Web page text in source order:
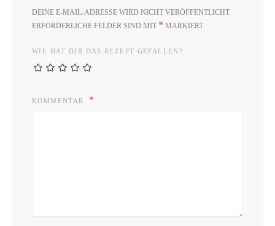
DEINE E-MAIL-ADRESSE WIRD NICHT VERÖFFENTLICHT.
ERFORDERLICHE FELDER SIND MIT * MARKIERT
WIE HAT DIR DAS REZEPT GEFALLEN?
KOMMENTAR